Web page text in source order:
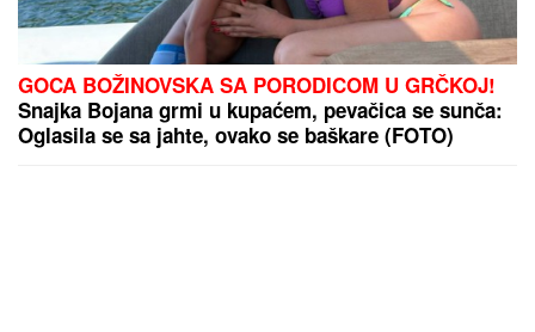
GOCA BOŽINOVSKA SA PORODICOM U GRČKOJ!
Snajka Bojana grmi u kupaćem, pevačica se sunča:
Oglasila se sa jahte, ovako se baškare (FOTO)